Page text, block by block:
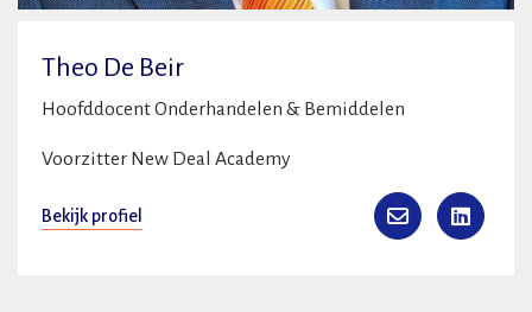
Theo De Beir
Hoofddocent Onderhandelen & Bemiddelen
Voorzitter New Deal Academy
Bekijk profiel